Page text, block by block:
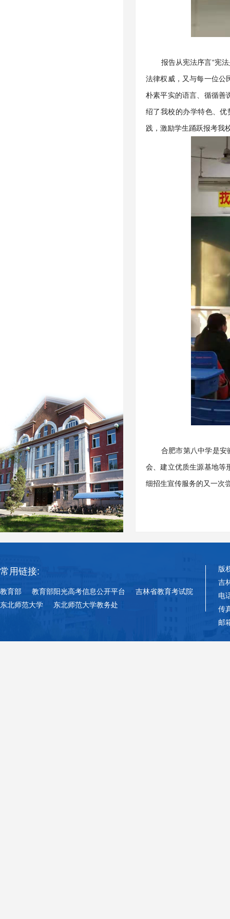
报告从宪法序言“宪
法律权威，又与每一位公
朴素平实的语言、循循善
绍了我校的办学特色、
践，激励学生踊跃报考我
合肥市第八中学是安
会、建立优质生源基地等
细招生宣传服务的又一次
常用链接:
教育部 教育部阳光高考信息公开平台
吉林省教育考试院
东北师范大学
东北师范大学教务处
版
吉
电
传
邮